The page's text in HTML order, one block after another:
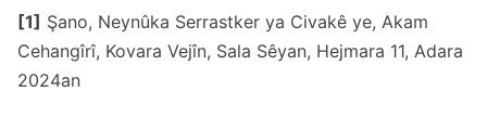
[1] Şano, Neynûka Serrastker ya Civakê ye, Akam
Cehangîrî, Kovara Vejîn, Sala Sêyan, Hejmara 11, Adara
2024an